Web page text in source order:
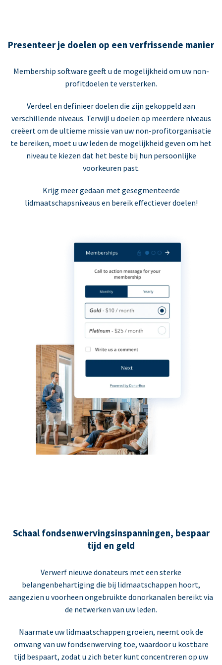
Presenteer je doelen op een verfrissende manier
Membership software geeft u de mogelijkheid om uw non-
profitdoelen te versterken.
Verdeel en definieer doelen die zijn gekoppeld aan
verschillende niveaus. Terwijl u doelen op meerdere niveaus
creëert om de ultieme missie van uw non-profitorganisatie
te bereiken, moet u uw leden de mogelijkheid geven om het
niveau te kiezen dat het beste bij hun persoonlijke
voorkeuren past.
Krijg meer gedaan met gesegmenteerde
lidmaatschapsniveaus en bereik effectiever doelen!
Schaal fondsenwervingsinspanningen, bespaar
tijd en geld
Verwerf nieuwe donateurs met een sterke
belangenbehartiging die bij lidmaatschappen hoort,
aangezien u voorheen ongebruikte donorkanalen bereikt via
de netwerken van uw leden.
Naarmate uw lidmaatschappen groeien, neemt ook de
omvang van uw fondsenwerving toe, waardoor u kostbare
tijd bespaart, zodat u zich beter kunt concentreren op uw